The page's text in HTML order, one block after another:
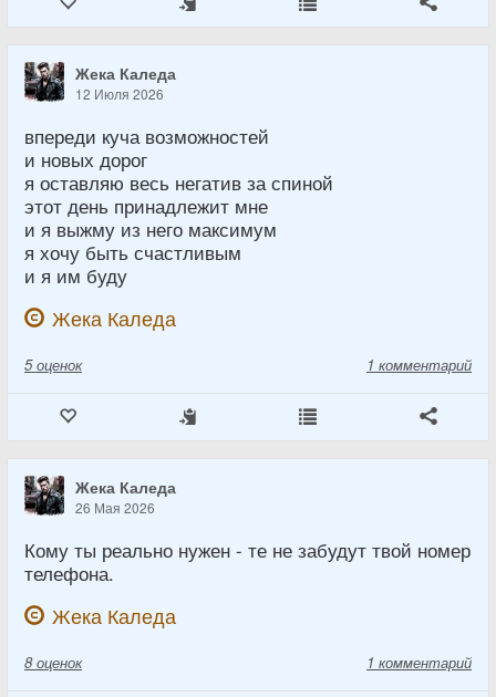
Жека Каледа
12 Июля 2026
впереди куча возможностей
и новых дорог
я оставляю весь негатив за спиной
этот день принадлежит мне
и я выжму из него максимум
я хочу быть счастливым
и я им буду
Жека Каледа
5 оценок 1 комментарий
Жека Каледа
26 Мая 2026
Кому ты реально нужен - те не забудут твой номер
телефона.
Жека Каледа
8 оценок 1 комментарий